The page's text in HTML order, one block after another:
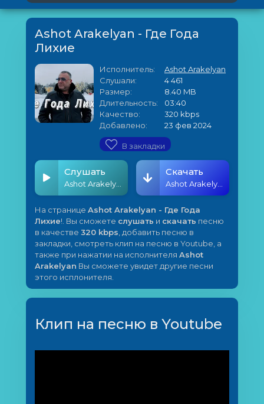
Ashot Arakelyan - Где Года
Лихие
Исполнитель:
Ashot Arakelyan
Слушали:
4 461
Размер:
8.40 MB
Длительность:
03:40
Качество:
320 kbps
Добавлено:
23 фев 2024
В закладки
Слушать Скачать
Ashot Arakelyan - Где Года Лихие
На странице Ashot Arakelyan - Где Года
Лихие!. Вы сможете слушать и скачать песню
в качестве 320 kbps , добавить песню в
закладки, смотреть клип на песню в Youtube, а
также при нажатии на исполнителя Ashot
Arakelyan Вы сможете увидет другие песни
этого исплонителя.
Клип на песню в Youtube